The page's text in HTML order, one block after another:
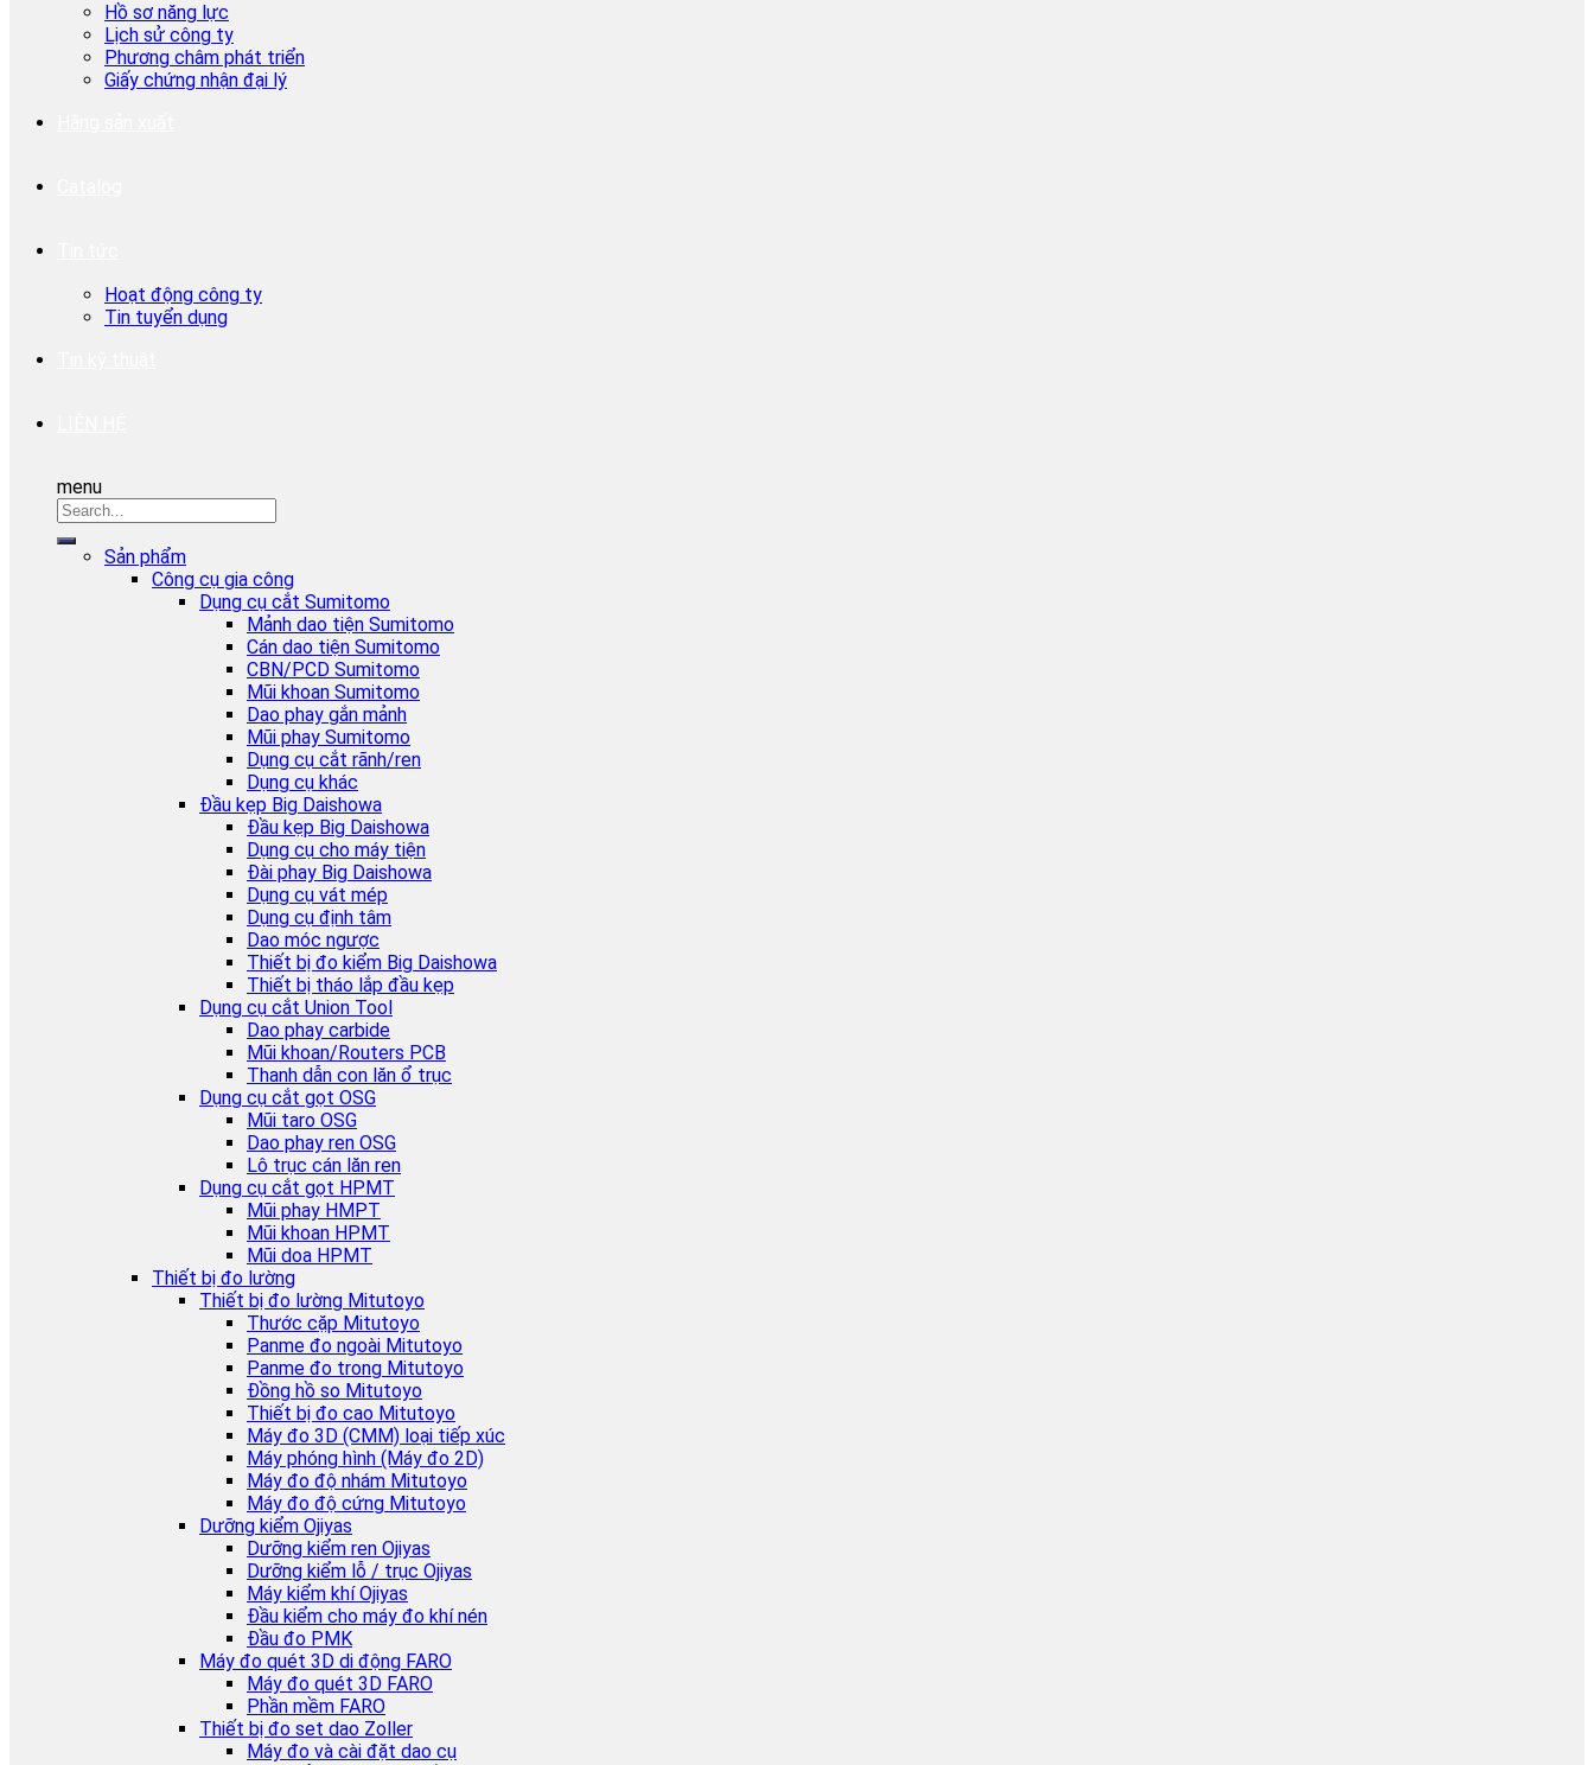
Hồ sơ năng lực
Lịch sử công ty
Phương châm phát triển
Giấy chứng nhận đại lý
Hoạt động công ty
Tin tuyển dụng
menu
Sản phẩm
Công cụ gia công
Dụng cụ cắt Sumitomo
Mảnh dao tiện Sumitomo
Cán dao tiện Sumitomo
CBN/PCD Sumitomo
Mũi khoan Sumitomo
Dao phay gắn mảnh
Mũi phay Sumitomo
Dụng cụ cắt rãnh/ren
Dụng cụ khác
Đầu kẹp Big Daishowa
Đầu kẹp Big Daishowa
Dụng cụ cho máy tiện
Đài phay Big Daishowa
Dụng cụ vát mép
Dụng cụ định tâm
Dao móc ngược
Thiết bị đo kiểm Big Daishowa
Thiết bị tháo lắp đầu kẹp
Dụng cụ cắt Union Tool
Dao phay carbide
Mũi khoan/Routers PCB
Thanh dẫn con lăn ổ trục
Dụng cụ cắt gọt OSG
Mũi taro OSG
Dao phay ren OSG
Lô trục cán lăn ren
Dụng cụ cắt gọt HPMT
Mũi phay HMPT
Mũi khoan HPMT
Mũi doa HPMT
Thiết bị đo lường
Thiết bị đo lường Mitutoyo
Thước cặp Mitutoyo
Panme đo ngoài Mitutoyo
Panme đo trong Mitutoyo
Đồng hồ so Mitutoyo
Thiết bị đo cao Mitutoyo
Máy đo 3D (CMM) loại tiếp xúc
Máy phóng hình (Máy đo 2D)
Máy đo độ nhám Mitutoyo
Máy đo độ cứng Mitutoyo
Dưỡng kiểm Ojiyas
Dưỡng kiểm ren Ojiyas
Dưỡng kiểm lỗ / trục Ojiyas
Máy kiểm khí Ojiyas
Đầu kiểm cho máy đo khí nén
Đầu đo PMK
Máy đo quét 3D di động FARO
Máy đo quét 3D FARO
Phần mềm FARO
Thiết bị đo set dao Zoller
Máy đo và cài đặt dao cụ